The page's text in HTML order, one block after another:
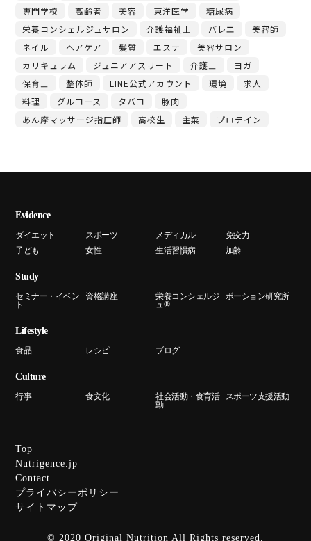
専門学校
高齢者 美容 東洋医学
糖尿病
栄養コンシェルジュサロン
介護福祉士 バレエ
美容師
ネイル
ヘアケア 髪質 エステ
美容サロン
カリキュラム
ジュニアアスリート 介護士
ヨガ
保育士
整体師 LINE公式アカウント 環境
求人
料理
グルコース タバコ
豚肉
あん摩マッサージ指圧師
高校生 主菜 プロテイン
Evidence
ダイエット スポーツ メディカル
免疫力
子ども
女性 生活習慣病 加齢
Study
セミナー・イベン
ト
資格講座
栄養コンシェルジ
ュ®
ポーション研究所
Lifestyle
食品 レシピ ブログ
Culture
行事 食文化
社会活動・食育活
動
スポーツ支援活動
Top
Nutrigence.jp
Contact
プライバシーポリシー
サイトマップ
© 2020 Original Nutrition All Rights reserved.